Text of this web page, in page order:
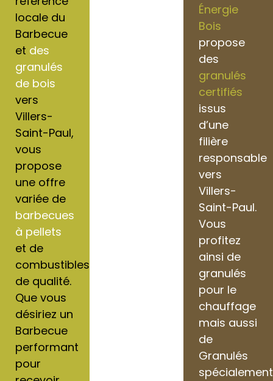
locale du
Barbecue
et des
granulés
de bois
vers
Villers-
Saint-Paul,
vous
propose
une offre
variée de
barbecues
à pellets
et de
combustibles
de qualité.
Que vous
désiriez un
Barbecue
performant
pour
Énergie
Bois
propose
des
granulés
certifiés
issus
d’une
filière
responsable
vers
Villers-
Saint-Paul.
Vous
profitez
ainsi de
granulés
pour le
chauffage
mais aussi
de
Granulés
spécialement